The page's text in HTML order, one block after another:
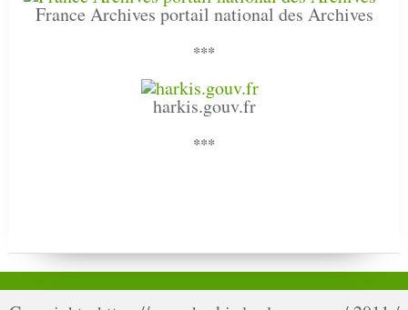
France Archives portail national des Archives
***
harkis.gouv.fr
***